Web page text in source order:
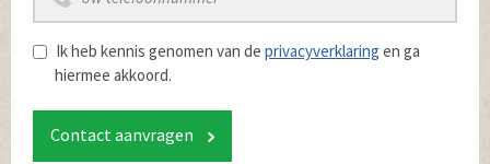
Ik heb kennis genomen van de privacyverklaring en ga
hiermee akkoord.
Contact aanvragen